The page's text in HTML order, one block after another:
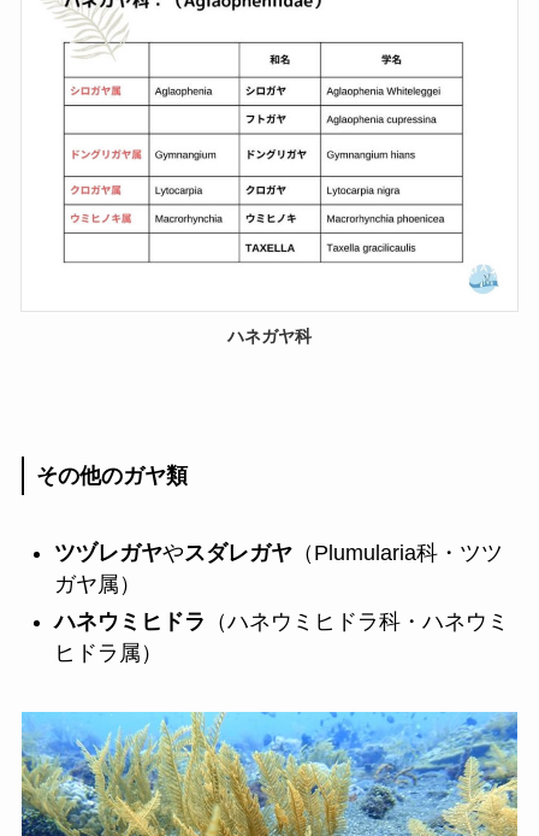
ハネガヤ科
その他のガヤ類
ツヅレガヤやスダレガヤ（Plumularia科・ツツ
ガヤ属）
ハネウミヒドラ （ハネウミヒドラ科・ハネウミ
ヒドラ属）